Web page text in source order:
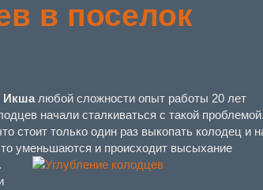
в поселок
Икша любой сложности опыт работы 20 лет
начали сталкиваться с такой проблемой.
стоит только один раз выкопать колодец и
уменьшаются и происходит высыхание
.